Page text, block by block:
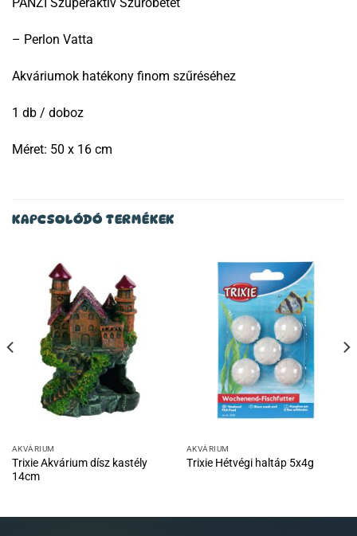
PANZI Szuperaktív Szűrőbetét
– Perlon Vatta
Akváriumok hatékony finom szűréséhez
1 db / doboz
Méret: 50 x 16 cm
KAPCSOLÓDÓ TERMÉKEK
AKVÁRIUM
Trixie Akvárium dísz kastély
14cm
AKVÁRIUM
Trixie Hétvégi haltáp 5x4g